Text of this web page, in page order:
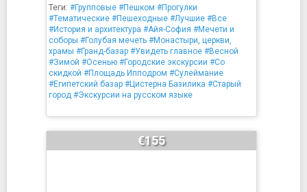
Теги: #Групповые #Пешком #Прогулки
#Тематические #Пешеходные #Лучшие #Все
#История и архитектура #Айя-София #Мечети и
соборы #Голубая мечеть #Монастыри, церкви,
храмы #Гранд-базар #Увидеть главное #Весной
#Зимой #Осенью #Городские экскурсии #Со
скидкой #Площадь Ипподром #Сулеймание
#Египетский базар #Цистерна Базилика #Старый
город #Экскурсии на русском языке
€155